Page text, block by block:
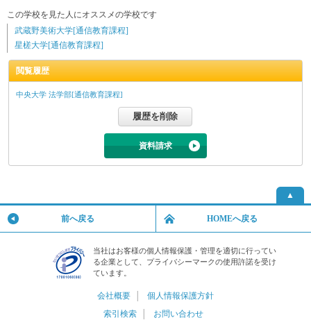
この学校を見た人にオススメの学校です
武蔵野美術大学[通信教育課程]
星槎大学[通信教育課程]
閲覧履歴
中央大学 法学部[通信教育課程]
資料請求
▲
前へ戻る HOMEへ戻る
当社はお客様の個人情報保護・管理を適切に行ってい
る企業として、プライバシーマークの使用許諾を受け
ています。
会社概要
個人情報保護方針
索引検索
お問い合わせ